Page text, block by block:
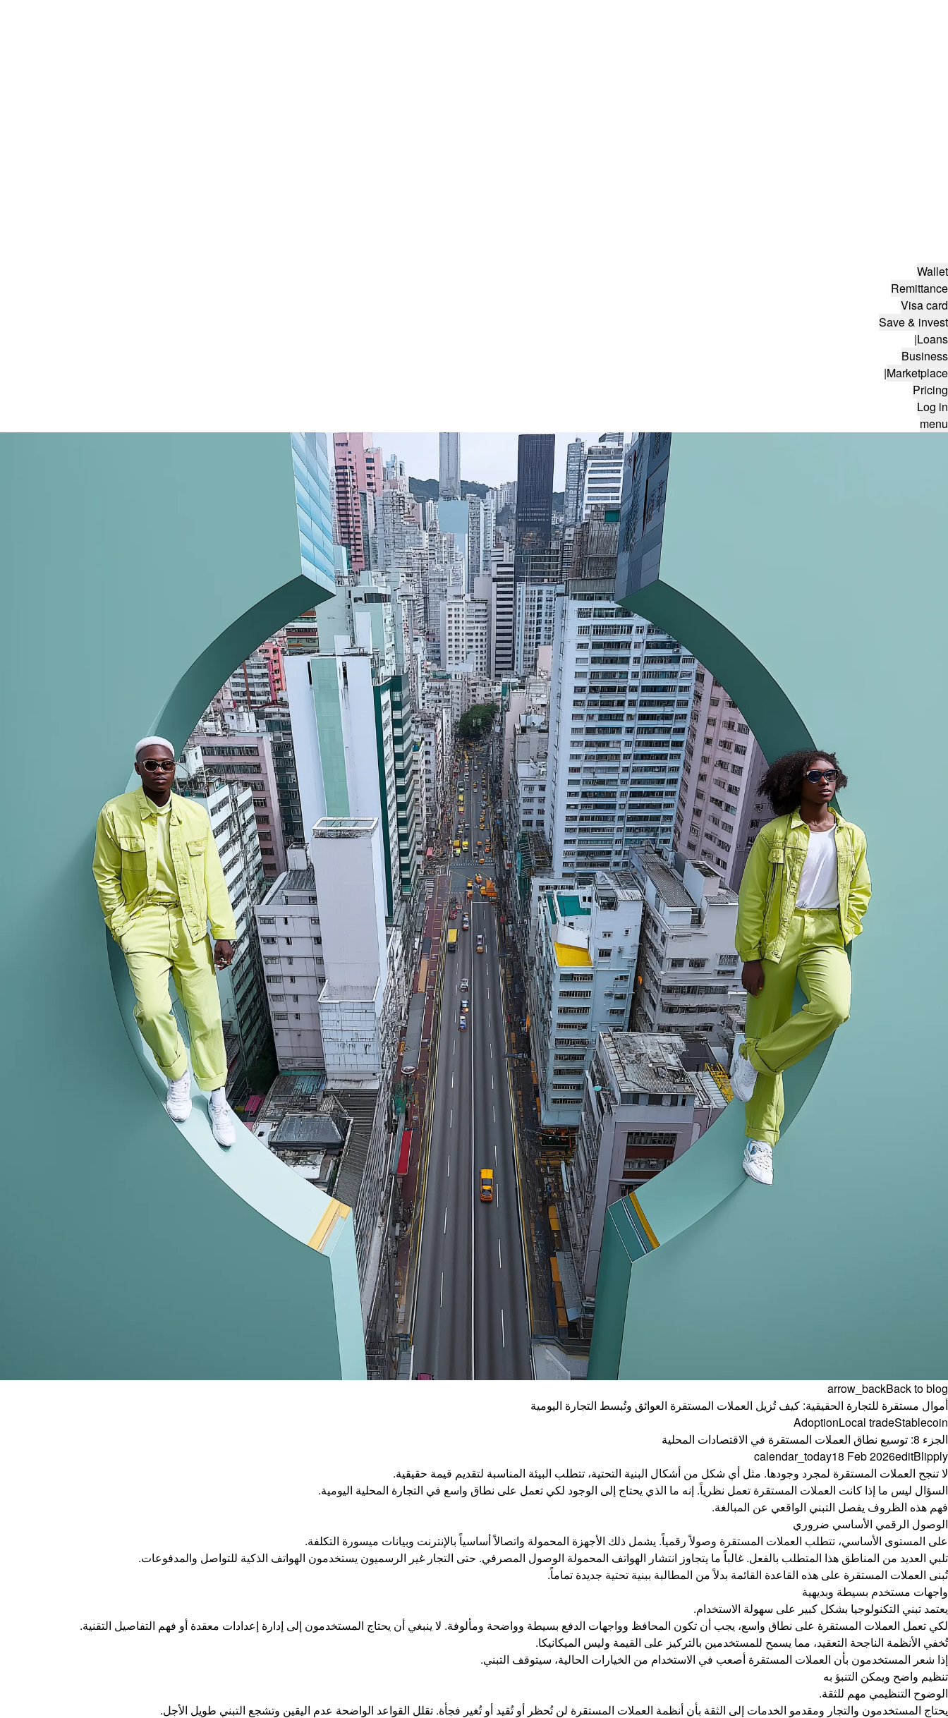
Wallet
Remittance
Visa card
Save & invest
Loans
|
Business
Marketplace
|
Pricing
Log in
menu
arrow_backBack to blog
أموال مستقرة للتجارة الحقيقية: كيف تُزيل العملات المستقرة العوائق وتُبسط التجارة اليومية
AdoptionLocal tradeStablecoin
الجزء 8: توسيع نطاق العملات المستقرة في الاقتصادات المحلية
calendar_today18 Feb 2026editBlipply
لا تنجح العملات المستقرة لمجرد وجودها. مثل أي شكل من أشكال البنية التحتية، تتطلب البيئة المناسبة لتقديم قيمة حقيقية.
السؤال ليس ما إذا كانت العملات المستقرة تعمل نظرياً. إنه ما الذي يحتاج إلى الوجود لكي تعمل على نطاق واسع في التجارة المحلية اليومية.
فهم هذه الظروف يفصل التبني الواقعي عن المبالغة.
الوصول الرقمي الأساسي ضروري
على المستوى الأساسي، تتطلب العملات المستقرة وصولاً رقمياً. يشمل ذلك الأجهزة المحمولة واتصالاً أساسياً بالإنترنت وبيانات ميسورة التكلفة.
تلبي العديد من المناطق هذا المتطلب بالفعل. غالباً ما يتجاوز انتشار الهواتف المحمولة الوصول المصرفي. حتى التجار غير الرسميون يستخدمون الهواتف الذكية للتواصل والمدفوعات.
تُبنى العملات المستقرة على هذه القاعدة القائمة بدلاً من المطالبة ببنية تحتية جديدة تماماً.
واجهات مستخدم بسيطة وبديهية
يعتمد تبني التكنولوجيا بشكل كبير على سهولة الاستخدام.
لكي تعمل العملات المستقرة على نطاق واسع، يجب أن تكون المحافظ وواجهات الدفع بسيطة وواضحة ومألوفة. لا ينبغي أن يحتاج المستخدمون إلى إدارة إعدادات معقدة أو فهم التفاصيل التقنية.
تُخفي الأنظمة الناجحة التعقيد، مما يسمح للمستخدمين بالتركيز على القيمة وليس الميكانيكا.
إذا شعر المستخدمون بأن العملات المستقرة أصعب في الاستخدام من الخيارات الحالية، سيتوقف التبني.
تنظيم واضح ويمكن التنبؤ به
الوضوح التنظيمي مهم للثقة.
يحتاج المستخدمون والتجار ومقدمو الخدمات إلى الثقة بأن أنظمة العملات المستقرة لن تُحظر أو تُقيد أو تُغير فجأة. تقلل القواعد الواضحة عدم اليقين وتشجع التبني طويل الأجل.